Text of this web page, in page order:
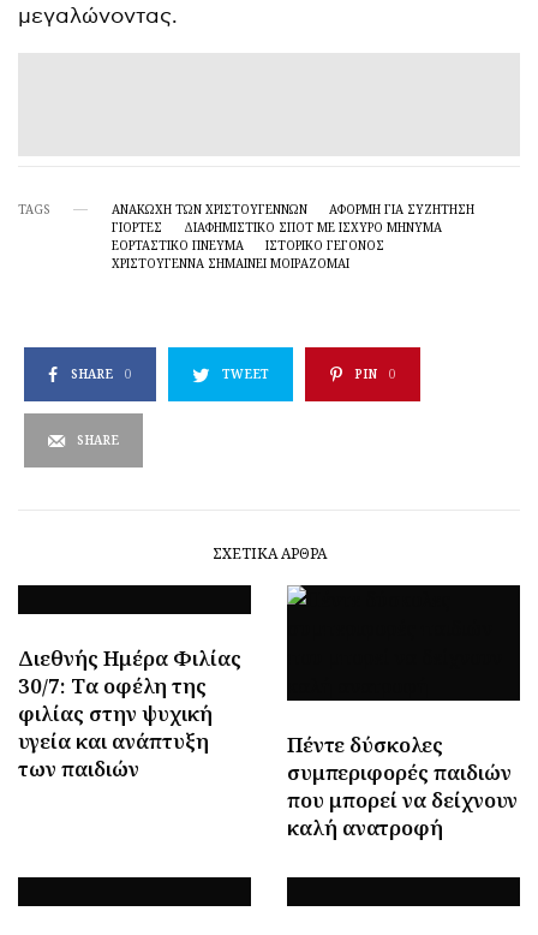
μεγαλώνοντας.
TAGS ΑΝΑΚΩΧΉ ΤΩΝ ΧΡΙΣΤΟΥΓΈΝΝΩΝ
ΑΦΟΡΜΉ ΓΙΑ ΣΥΖΉΤΗΣΗ
ΓΙΟΡΤΈΣ
ΔΙΑΦΗΜΙΣΤΙΚΌ ΣΠΟΤ ΜΕ ΙΣΧΥΡΌ ΜΉΝΥΜΑ
ΕΟΡΤΑΣΤΙΚΌ ΠΝΕΎΜΑ
ΙΣΤΟΡΙΚΌ ΓΕΓΟΝΌΣ
ΧΡΙΣΤΟΎΓΕΝΝΑ ΣΗΜΑΊΝΕΙ ΜΟΙΡΆΖΟΜΑΙ
SHARE 0 TWEET PIN 0
SHARE
ΣΧΕΤΙΚΆ ΆΡΘΡΑ
Διεθνής Ημέρα Φιλίας
30/7: Tα οφέλη της
φιλίας στην ψυχική
υγεία και ανάπτυξη
των παιδιών
Πέντε δύσκολες
συμπεριφορές παιδιών
που μπορεί να δείχνουν
καλή ανατροφή